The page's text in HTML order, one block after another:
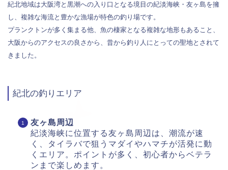
紀北地域は大阪湾と黒潮への入り口となる境目の紀淡海峡・友ヶ島を擁
し、複雑な海流と豊かな漁場が特色の釣り場です。
プランクトンが多く集まる他、魚の棲家となる複雑な地形もあること、
大阪からのアクセスの良さから、昔から釣り人にとっての聖地とされて
きました。
紀北の釣りエリア
友ヶ島周辺
紀淡海峡に位置する友ヶ島周辺は、潮流が速
く、タイラバで狙うマダイやハマチが活発に動
くエリア。ポイントが多く、初心者からベテラ
ンまで楽しめます。